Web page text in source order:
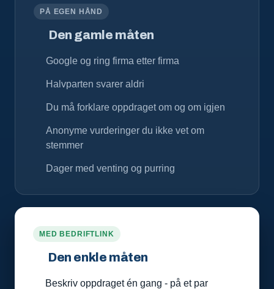
PÅ EGEN HÅND
Den gamle måten
Google og ring firma etter firma
Halvparten svarer aldri
Du må forklare oppdraget om og om igjen
Anonyme vurderinger du ikke vet om
stemmer
Dager med venting og purring
MED BEDRIFTLINK
Den enkle måten
Beskriv oppdraget én gang - på et par